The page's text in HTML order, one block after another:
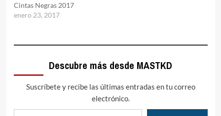
Cintas Negras 2017
enero 23, 2017
Descubre más desde MASTKD
Suscríbete y recibe las últimas entradas en tu correo
electrónico.
Escribe tu correo electrónico…